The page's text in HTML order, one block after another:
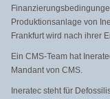
Produktionsanlage von
Frankfurt wird nach ihrer
Ein CMS-Team hat
Mandant von CMS.
Ineratec steht für